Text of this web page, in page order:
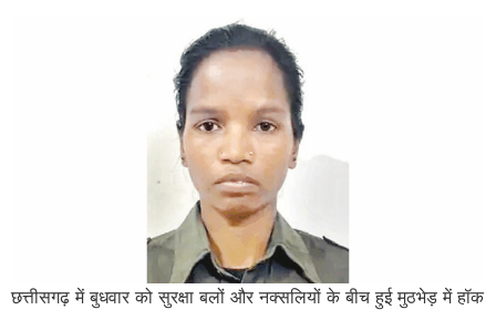
छत्तीसगढ़ में बुधवार को सुरक्षा बलों और नक्सलियों के बीच हुई मुठभेड़ में हॉक